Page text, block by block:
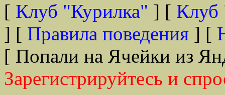
[ Клуб "Курилка" ] [ Клуб
] [ Правила поведения ] [
[ Попали на Ячейки из
Зарегистрируйтесь и